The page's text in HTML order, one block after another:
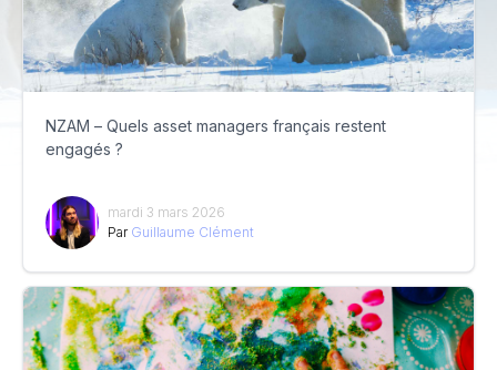
NZAM – Quels asset managers français restent
engagés ?
mardi 3 mars 2026
Par Guillaume Clément